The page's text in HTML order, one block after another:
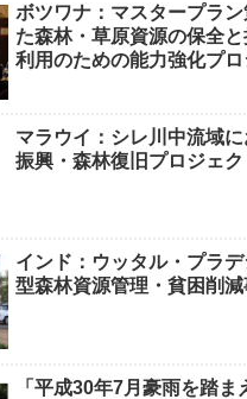
ボツワナ：マスタープラ
た森林・草原資源の保全
利用のための能力強化プロ
マラウイ：シレ川中流域
振興・森林復旧プロジェク
インド：ウッタル・プラ
型森林資源管理・貧困削
「平成30年7月豪雨を踏ま